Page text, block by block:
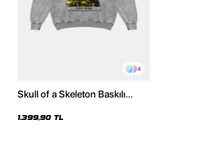
4
Skull of a Skeleton Baskılı
Beyaz Hoodie
1.399,90 TL